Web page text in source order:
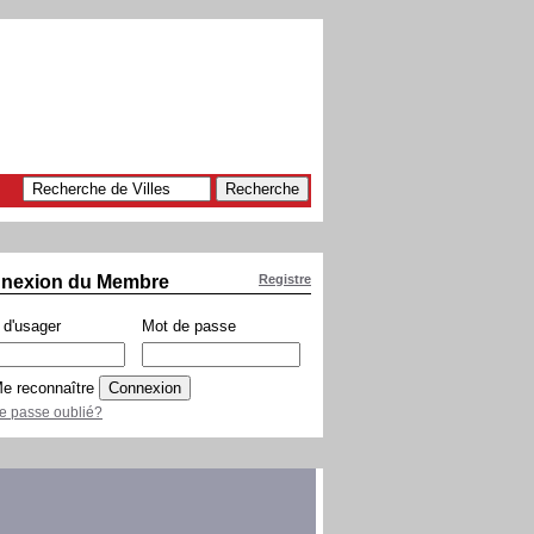
Registre
du Membre
Mot de passe
reconnaître
passe oublié?